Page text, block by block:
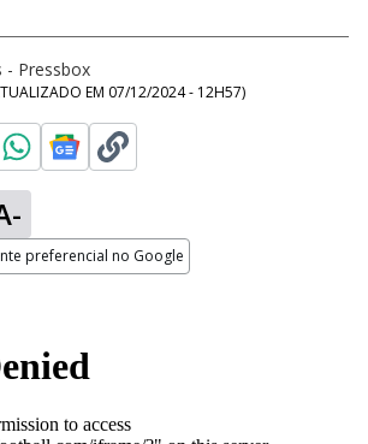
- Pressbox
EM 07/12/2024 - 12H57)
preferencial no Google